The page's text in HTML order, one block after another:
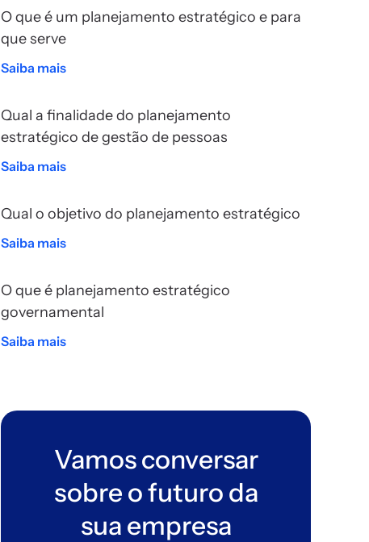
O que é um planejamento estratégico e para
que serve
Saiba mais
Qual a finalidade do planejamento
estratégico de gestão de pessoas
Saiba mais
Qual o objetivo do planejamento estratégico
Saiba mais
O que é planejamento estratégico
governamental
Saiba mais
Vamos conversar
sobre o futuro da
sua empresa